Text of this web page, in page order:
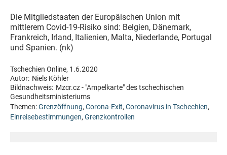
Die Mitgliedstaaten der Europäischen Union mit
mittlerem Covid-19-Risiko sind: Belgien, Dänemark,
Frankreich, Irland, Italienien, Malta, Niederlande, Portugal
und Spanien. (nk)
Tschechien Online, 1.6.2020
Autor: Niels Köhler
Bildnachweis: Mzcr.cz - "Ampelkarte" des tschechischen
Gesundheitsministeriums
Themen:Grenzöffnung, Corona-Exit, Coronavirus in Tschechien,
Einreisebestimmungen, Grenzkontrollen